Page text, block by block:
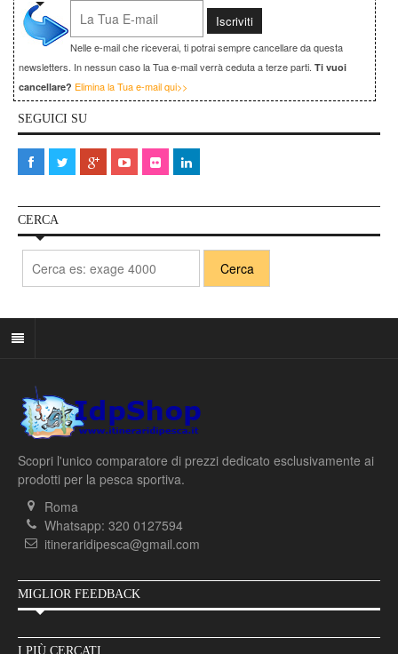
Nelle e-mail che riceverai, ti potrai sempre cancellare da questa
newsletters. In nessun caso la Tua e-mail verrà ceduta a terze parti. Ti vuoi
cancellare? Elimina la Tua e-mail qui>>
SEGUICI SU
CERCA
Scopri l'unico comparatore di prezzi dedicato esclusivamente ai
prodotti per la pesca sportiva.
Roma
Whatsapp: 320 0127594
itineraridipesca@gmail.com
MIGLIOR FEEDBACK
I PIÙ CERCATI